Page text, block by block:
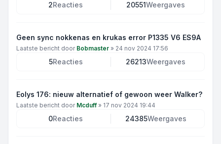
2Reacties 20551Weergaves
Geen sync nokkenas en krukas error P1335 V6 ES9A
Laatste bericht door Bobmaster » 24 nov 2024 17:56
5Reacties 26213Weergaves
Eolys 176: nieuw alternatief of gewoon weer Walker?
Laatste bericht door Mcduff» 17 nov 2024 19:44
0Reacties 24385Weergaves